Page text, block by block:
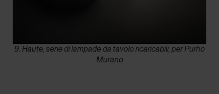
9. Haute, serie di lampade da tavolo ricaricabili, per Purho
Murano